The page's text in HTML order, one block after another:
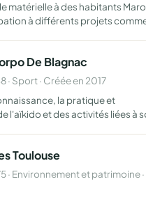
matérielle à des habitants
à différents projets
De Blagnac
· Sport · Créée en 2017
la pratique et
l'aïkido et des activités liées à
Toulouse
· Environnement et patrimoine